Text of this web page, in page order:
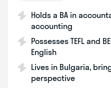
Holds a BA in
accounting
Possesses TEFL and
English
Lives in Bulgaria,
perspective